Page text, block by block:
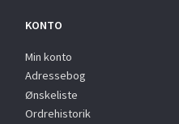
KONTO
Min konto
Adressebog
Ønskeliste
Ordrehistorik